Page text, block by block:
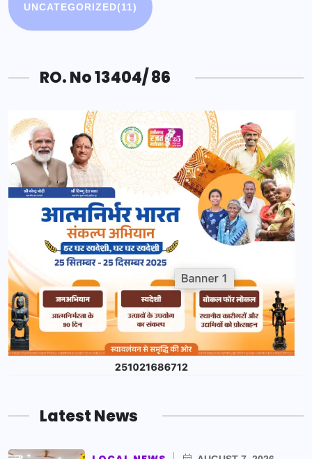
UNCATEGORIZED(11)
RO. No 13404/ 86
Latest News